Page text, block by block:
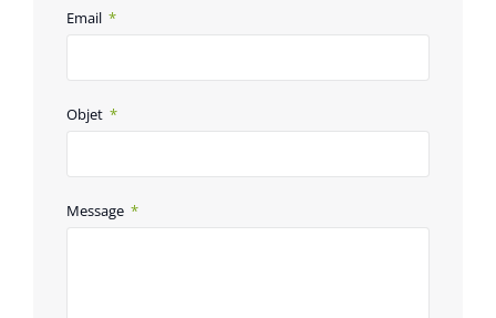
Email
Objet
Message